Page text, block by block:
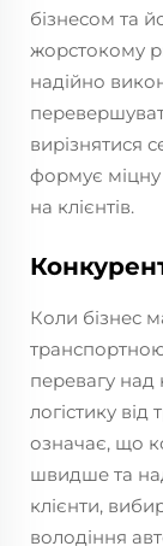
бізнесом та
жорстокому
надійно
вирізнятися
формує міцну
на клієнтів.
Коли бізнес
перевагу над
логістику від
означає, що
швидше та
клієнти,
володіння